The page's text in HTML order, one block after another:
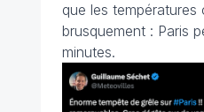
que les températures
brusquement : Paris
minutes.